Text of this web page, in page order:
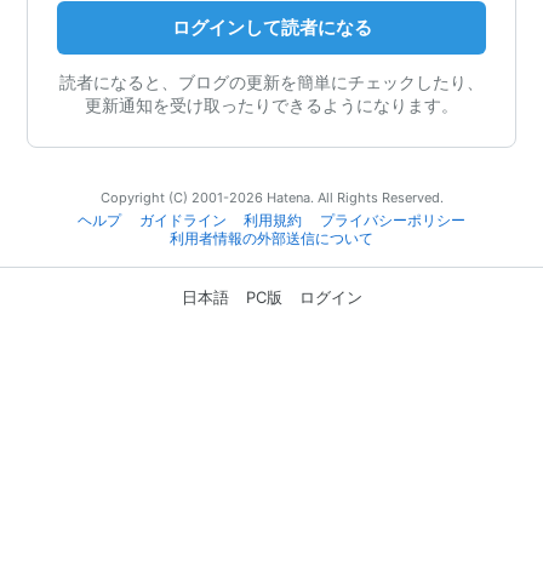
ログインして読者になる
読者になると、ブログの更新を簡単にチェックしたり、
更新通知を受け取ったりできるようになります。
Copyright (C) 2001-2026 Hatena. All Rights Reserved.
ヘルプ
ガイドライン 利用規約
プライバシーポリシー
利用者情報の外部送信について
日本語 PC版 ログイン